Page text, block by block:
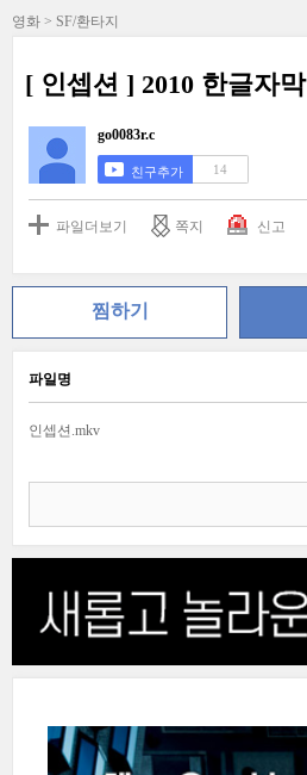
영화 > SF/환타지
[ 인셉션 ] 2010 한글자막
go0083r.c
친구추가 14
파일더보기 쪽지 신고
찜하기
파일명
인셉션.mkv